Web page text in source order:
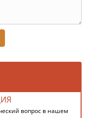
вопрос в нашем